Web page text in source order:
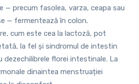
— precum fasolea, varza, ceapa sau
— fermentează în colon.
cum este cea la lactoză, pot
la fel și sindromul de intestin
dezechilibrele florei intestinale. La
dinaintea menstruației